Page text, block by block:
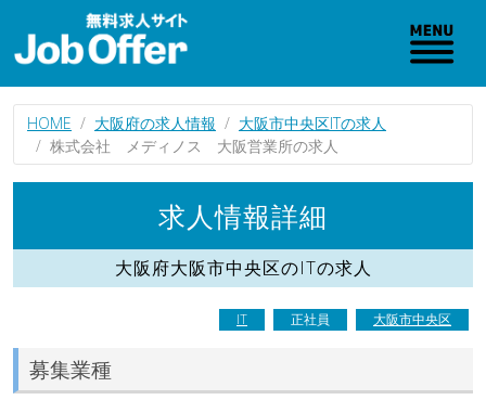
HOME 大阪府の求人情報
大阪市中央区ITの求人
株式会社 メディノス 大阪営業所の求人
求人情報詳細
大阪府大阪市中央区のITの求人
IT 正社員 大阪市中央区
募集業種